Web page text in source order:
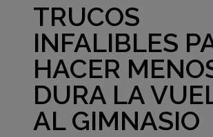
TRUCOS
INFALIBLES
HACER
DURA LA
AL GIMNASIO